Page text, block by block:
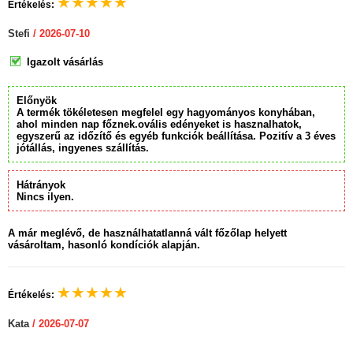
Értékelés:
Stefi / 2026-07-10
Igazolt vásárlás
Előnyök
A termék tökéletesen megfelel egy hagyományos konyhában,
ahol minden nap főznek.ovális edényeket is hasznalhatok,
egyszerű az időzítő és egyéb funkciók beállítása. Pozitív a 3 éves
jótállás, ingyenes szállítás.
Hátrányok
Nincs ilyen.
A már meglévő, de használhatatlanná vált főzőlap helyett
vásároltam, hasonló kondíciók alapján.
Értékelés: ★★★★★
Kata/ 2026-07-07